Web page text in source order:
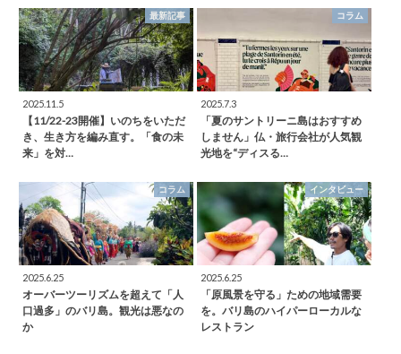
最新記事
2025.11.5
【11/22-23開催】いのちをいただ
き、生き方を編み直す。「食の未
来」を対…
コラム
2025.7.3
「夏のサントリーニ島はおすすめ
しません」仏・旅行会社が人気観
光地を“ディスる…
コラム
2025.6.25
オーバーツーリズムを超えて「人
口過多」のバリ島。観光は悪なの
か
インタビュー
2025.6.25
「原風景を守る」ための地域需要
を。バリ島のハイパーローカルな
レストラン